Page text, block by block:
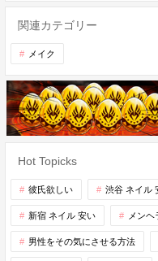
関連カテゴリー
メイク
Hot Topicks
彼氏欲しい 渋谷 ネイル
新宿 ネイル 安い メンヘ
男性をその気にさせる方法